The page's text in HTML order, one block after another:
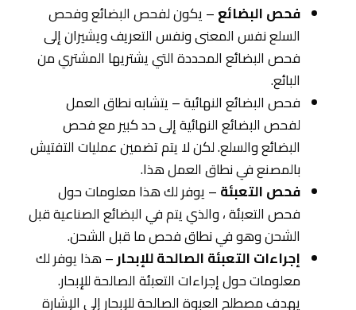
فحص البضائع– يكون لفحص البضائع وفحص
السلع نفس المعنى ونفس التعريف ويشيران إلى
فحص البضائع المحددة التي يشتريها المشتري من
البائع.
فحص البضائع النهائية – يتشابه نطاق العمل
لفحص البضائع النهائية إلى حد كبير مع فحص
البضائع والسلع. لكن لا يتم تضمين عمليات التفتيش
بالمصنع في نطاق العمل هذا.
فحص التعبئة– يوفر لك هذا معلومات حول
فحص التعبئة ، والذي يتم في البضائع الصناعية قبل
الشحن وهو في نطاق فحص ما قبل الشحن.
إجراءات التعبئة الصالحة للإبحار– هذا يوفر لك
معلومات حول إجراءات التعبئة الصالحة للإبحار.
يهدف مصطلح العبوة الصالحة للإبحار إلى الإشارة